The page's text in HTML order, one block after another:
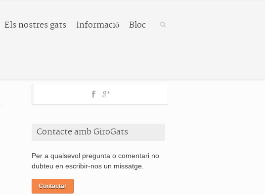
Els nostres gats Informació Bloc
Contacte amb GiroGats
Per a qualsevol pregunta o comentari no
dubteu en escribir-nos un missatge.
Contactar